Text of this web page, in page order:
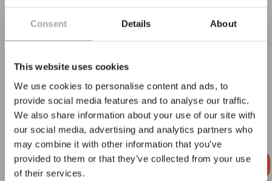
Consent Details About
This website uses cookies
We use cookies to personalise content and ads, to
provide social media features and to analyse our traffic.
We also share information about your use of our site with
our social media, advertising and analytics partners who
may combine it with other information that you’ve
provided to them or that they’ve collected from your use
of their services.
DEMANDER